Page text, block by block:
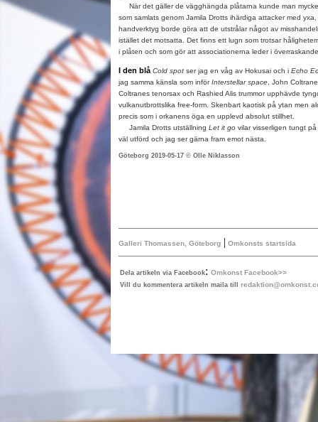
När det gäller de vägghängda plåtarna kunde man
som samlats genom Jamila Drotts ihärdiga attacker med
handverktyg borde göra att de utstrålar något av
istället det motsatta. Det finns ett lugn som trotsar
i plåten och som gör att associationerna leder i
I den blå Cold spotser jag en våg av Hokusai och i Echo
jag samma känsla som införInterstellar space, John
Coltranes tenorsax och Rashied Alis trummor upphävde
vulkanutbrottslika free-form. Skenbart kaotisk på ytan men
precis som i orkanens öga en upplevd absolut stillhet.
Jamila Drotts utställning Let it govilar visserligen tungt
väl utförd och jag ser gärna fram emot nästa.
Göteborg 2019-05-17 © Olle Niklasson
Galleri Thomassen, Göteborg| Omkonsts startsida
Dela artikeln via Facebook: Omkonst Facebook>>
Vill du kommentera artikeln maila till